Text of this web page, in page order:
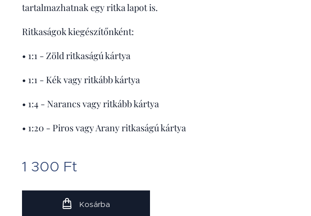
tartalmazhatnak egy ritka lapot is.
Ritkaságok kiegészítőnként:
• 1:1 - Zöld ritkaságú kártya
• 1:1 - Kék vagy ritkább kártya
• 1:4 - Narancs vagy ritkább kártya
• 1:20 - Piros vagy Arany ritkaságú kártya
1 300 Ft
Kosárba